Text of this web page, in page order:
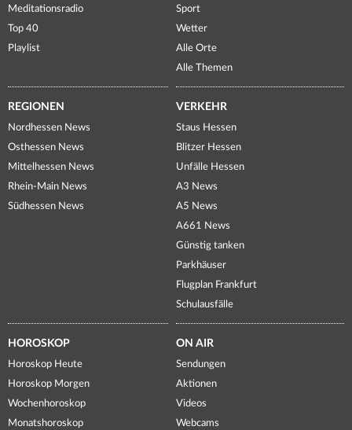
Meditationsradio
Top 40
Playlist
Sport
Wetter
Alle Orte
Alle Themen
REGIONEN
Nordhessen News
Osthessen News
Mittelhessen News
Rhein-Main News
Südhessen News
VERKEHR
Staus Hessen
Blitzer Hessen
Unfälle Hessen
A3 News
A5 News
A661 News
Günstig tanken
Parkhäuser
Flugplan Frankfurt
Schulausfälle
HOROSKOP
Horoskop Heute
Horoskop Morgen
Wochenhoroskop
Monatshoroskop
ON AIR
Sendungen
Aktionen
Videos
Webcams